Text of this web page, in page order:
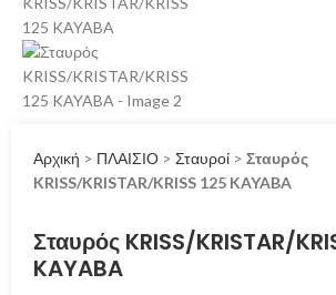
Αρχική > ΠΛΑΙΣΙΟ > Σταυροί > Σταυρός
KRISS/KRISTAR/KRISS 125 KAYABA
Σταυρός KRISS/KRISTAR/
KAYABA